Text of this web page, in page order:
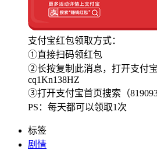
支付宝红包领取方式：
①直接扫码领红包
②长按复制此消息，打开支付宝
cq1Kn138HZ
③打开支付宝首页搜索（
PS：每天都可以领取1次
标签
剧情